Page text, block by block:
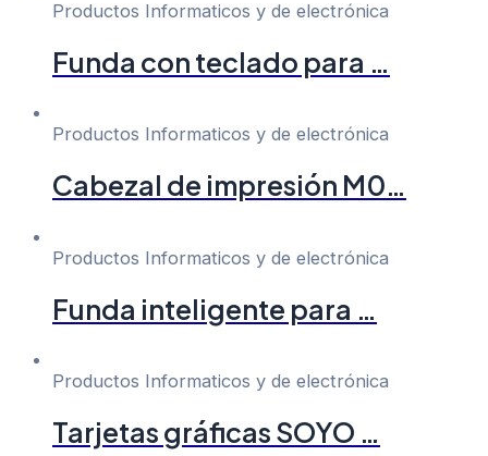
Productos Informaticos y de electrónica
Funda con teclado para …
Productos Informaticos y de electrónica
Cabezal de impresión M0…
Productos Informaticos y de electrónica
Funda inteligente para …
Productos Informaticos y de electrónica
Tarjetas gráficas SOYO …